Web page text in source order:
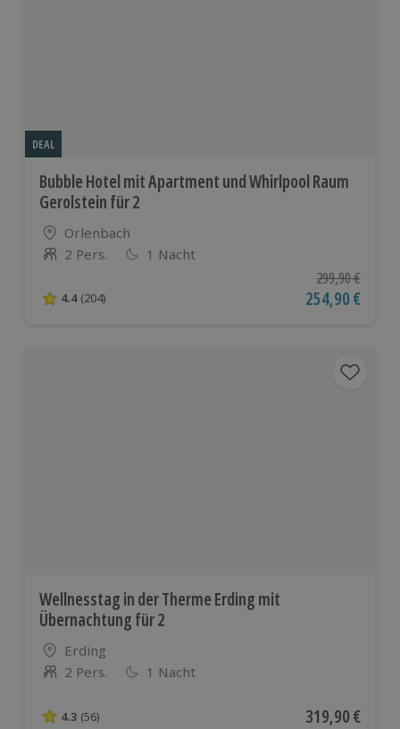
DEAL
Bubble Hotel mit Apartment und Whirlpool Raum
Gerolstein für 2
Standort
Orlenbach
Anzahl der Teilnehmer
2 Pers. 1 Nacht
4.4 von 5 Sternen basierend auf 204 Bewertungen
4.4 (204)
Ursprünglicher
299,90 €
Aktueller Preis
254,90 €
Wellnesstag in der Therme Erding mit
Übernachtung für 2
Standort
Erding
Anzahl der Teilnehmer
2 Pers. 1 Nacht
4.3 (56) Aktueller Preis
319,90 €